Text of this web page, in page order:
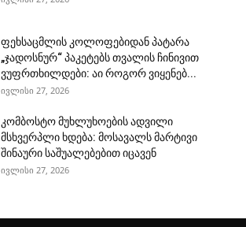
ფეხსაცმლის კოლოფებიდან პატარა
„ჯადოსნურ“ პაკეტებს თვალის ჩინივით
ვუფრთხილდები: აი როგორ ვიყენებ...
ივლისი 27, 2026
კომბოსტო მუხლუხოების ადვილი
მსხვერპლი ხდება: მოსავალს მარტივი
შინაური საშუალებებით იცავენ
ივლისი 27, 2026